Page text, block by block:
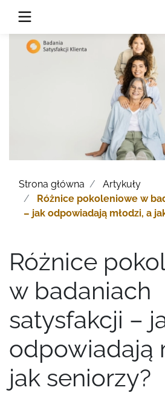
Strona główna
Artykuły
Różnice pokoleniowe w
– jak odpowiadają młodzi, a
Różnice
w badaniach
satysfakcji –
odpowiadają
jak seniorzy?